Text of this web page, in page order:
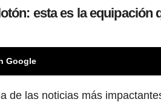
esta es la equipación
Google
de las noticias más